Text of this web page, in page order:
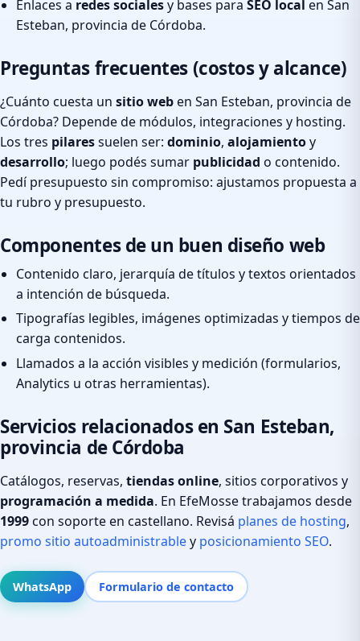
Enlaces a redes socialesy bases para SEO local en San
Esteban, provincia de Córdoba.
Preguntas frecuentes (costos y alcance)
¿Cuánto cuesta un sitio weben San Esteban, provincia de
Córdoba? Depende de módulos, integraciones y hosting.
Los tres pilaressuelen ser: dominio, alojamientoy
desarrollo; luego podés sumar publicidad o contenido.
Pedí presupuesto sin compromiso: ajustamos propuesta a
tu rubro y presupuesto.
Componentes de un buen diseño web
Contenido claro, jerarquía de títulos y textos orientados
a intención de búsqueda.
Tipografías legibles, imágenes optimizadas y tiempos de
carga contenidos.
Llamados a la acción visibles y medición (formularios,
Analytics u otras herramientas).
Servicios relacionados en San Esteban,
provincia de Córdoba
Catálogos, reservas, tiendas online, sitios corporativos y
programación a medida. En EfeMosse trabajamos desde
1999con soporte en castellano. Revisá planes de hosting,
promo sitio autoadministrabley posicionamiento SEO.
WhatsApp Formulario de contacto